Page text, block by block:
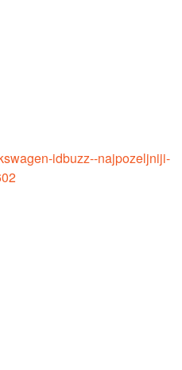
idbuzz--najpozeljniji-